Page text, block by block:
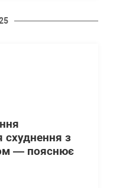
схуднення з
— пояснює